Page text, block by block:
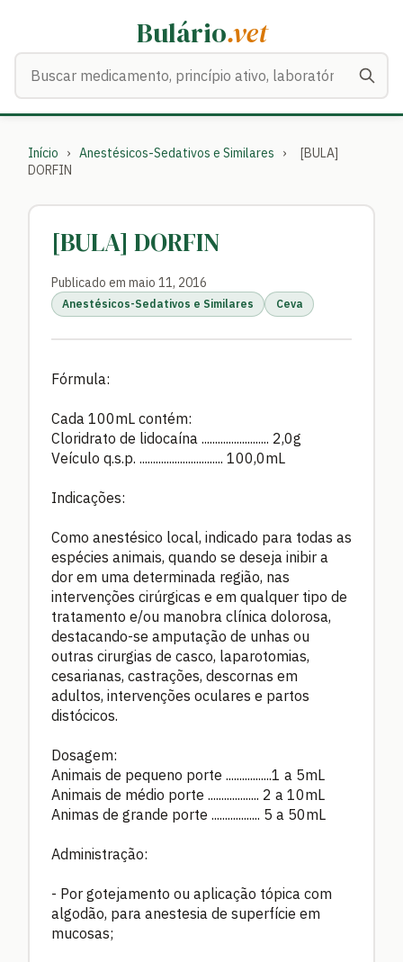
Bulário.vet
Início › Anestésicos-Sedativos e Similares ›
[BULA]
DORFIN
[BULA] DORFIN
Publicado em maio 11, 2016
Anestésicos-Sedativos e Similares Ceva
Fórmula:
Cada 100mL contém:
Cloridrato de lidocaína ......................... 2,0g
Veículo q.s.p. ............................... 100,0mL
Indicações:
Como anestésico local, indicado para todas as
espécies animais, quando se deseja inibir a
dor em uma determinada região, nas
intervenções cirúrgicas e em qualquer tipo de
tratamento e/ou manobra clínica dolorosa,
destacando-se amputação de unhas ou
outras cirurgias de casco, laparotomias,
cesarianas, castrações, descornas em
adultos, intervenções oculares e partos
distócicos.
Dosagem:
Animais de pequeno porte .................1 a 5mL
Animais de médio porte ................... 2 a 10mL
Animas de grande porte .................. 5 a 50mL
Administração:
- Por gotejamento ou aplicação tópica com
algodão, para anestesia de superfície em
mucosas;